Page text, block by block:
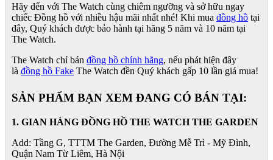
Hãy đến với The Watch cùng chiêm ngưỡng và sở hữu ngay
chiếc Đồng hồ với nhiều hậu mãi nhất nhé! Khi mua đồng hồ tại
đây, Quý khách được bảo hành tại hãng 5 năm và 10 năm tại
The Watch.
The Watch chỉ bán đồng hồ chính hãng, nếu phát hiện đây
là đồng hồ Fake The Watch đền Quý khách gấp 10 lần giá mua!
SẢN PHẨM BẠN XEM ĐANG CÓ BÁN TẠI:
1. GIAN HÀNG ĐỒNG HỒ THE WATCH THE GARDEN
Add: Tầng G, TTTM The Garden, Đường Mễ Trì - Mỹ Đình,
Quận Nam Từ Liêm, Hà Nội